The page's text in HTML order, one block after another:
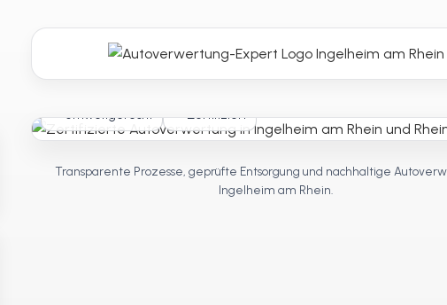
Transparente Prozesse, geprüfte Entsorgung und nachhaltige
Ingelheim am Rhein.